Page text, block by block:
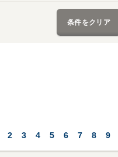
条件をクリア
2 3 4 5 6 7 8 9